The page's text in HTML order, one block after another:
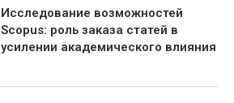
Исследование возможностей
Scopus: роль заказа статей в
усилении академического влияния